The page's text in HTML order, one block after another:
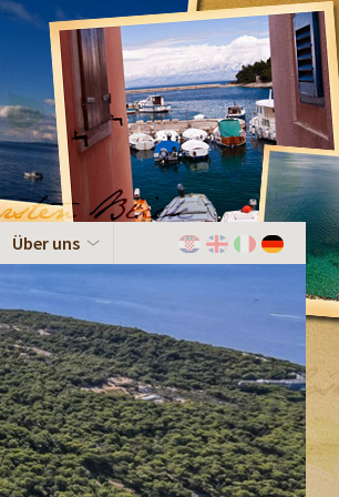
Hrvatski
EnglishItalianoDeutch
Über uns